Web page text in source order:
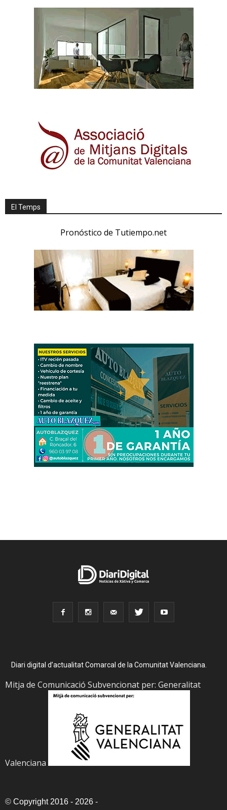
El Temps
Pronóstico de Tutiempo.net
Diari digital d’actualitat Comarcal de la Comunitat Valenciana.
Mitja de Comunicació Subvencionat per: Generalitat
Valenciana
© Copyright 2016 - 2026 -